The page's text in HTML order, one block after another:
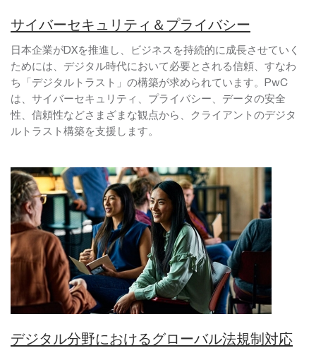
サイバーセキュリティ＆プライバシー
日本企業がDXを推進し、ビジネスを持続的に成長させていく
ためには、デジタル時代において必要とされる信頼、すなわ
ち「デジタルトラスト」の構築が求められています。PwC
は、サイバーセキュリティ、プライバシー、データの安全
性、信頼性などさまざまな観点から、クライアントのデジタ
ルトラスト構築を支援します。
デジタル分野におけるグローバル法規制対応